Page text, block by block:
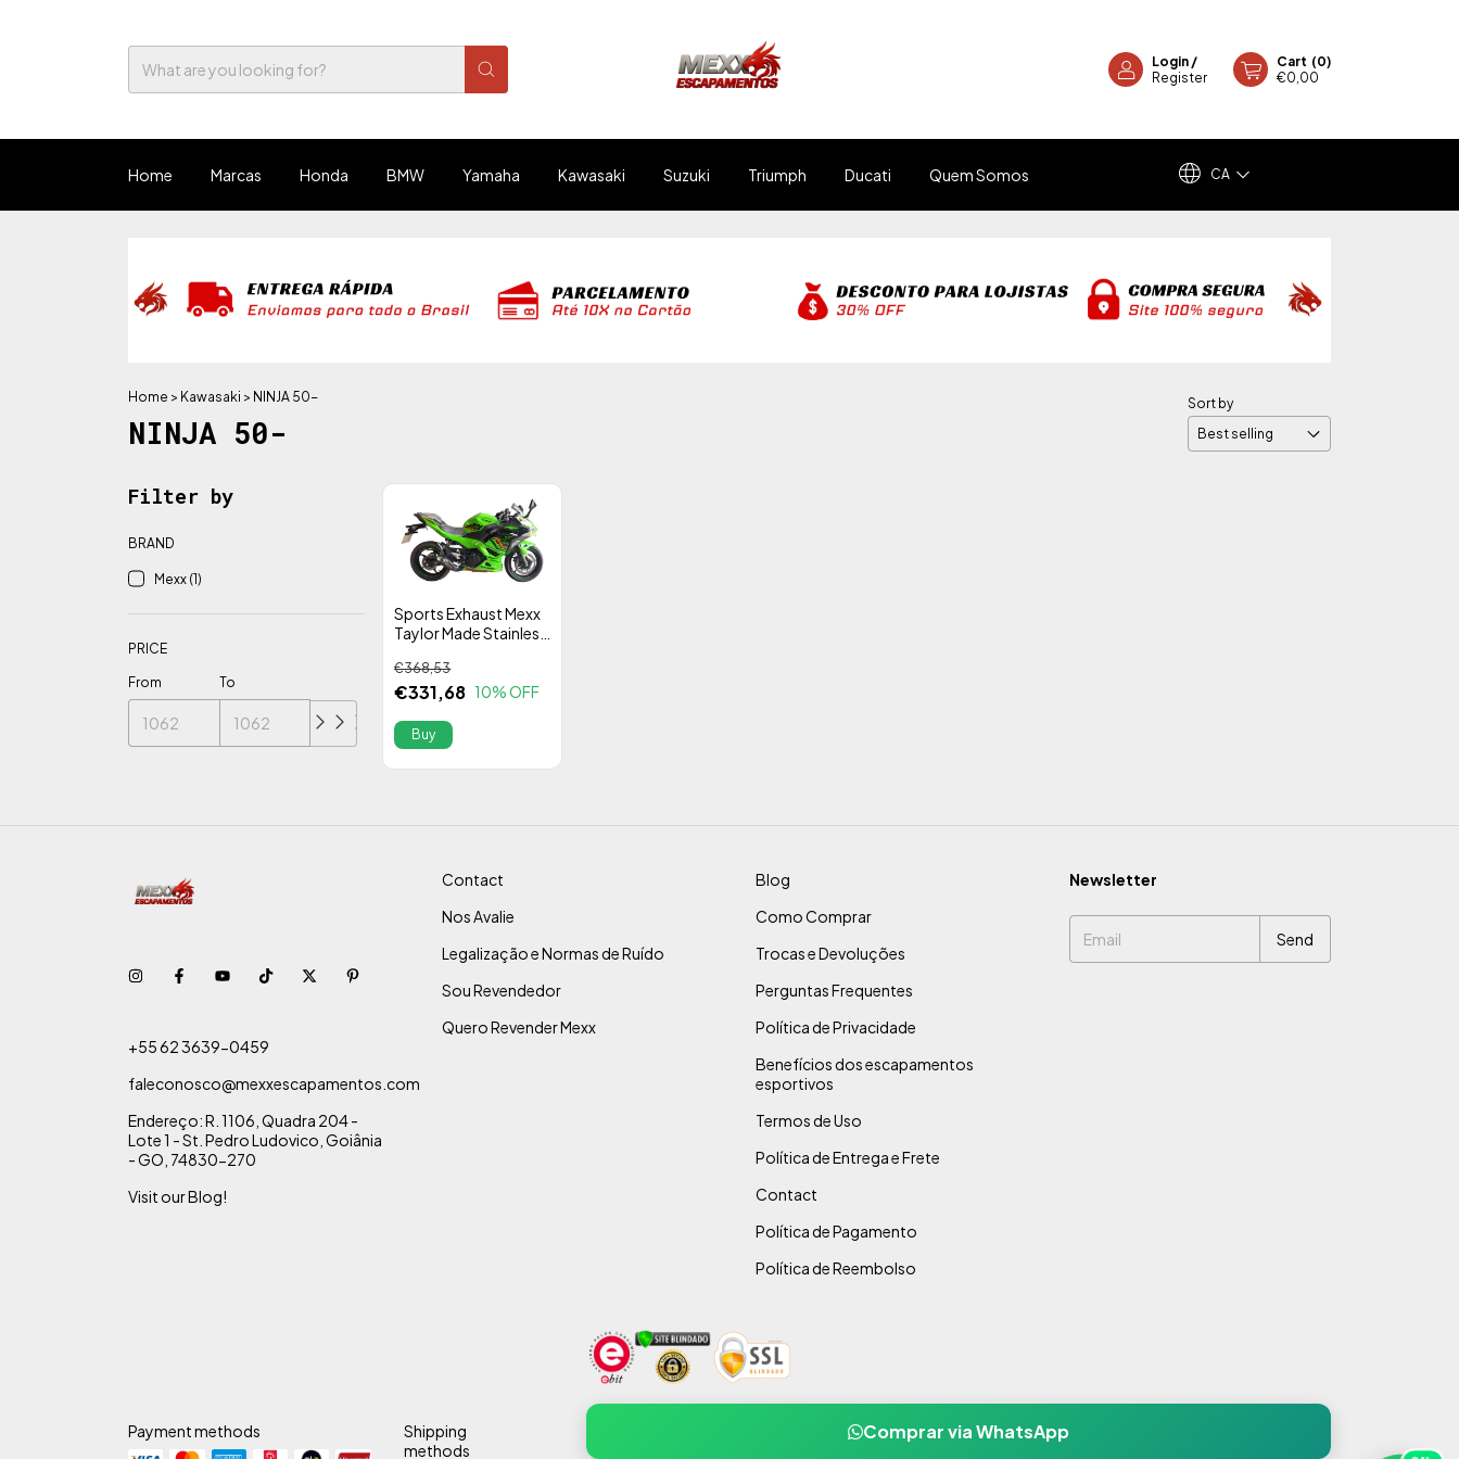
Login /
Register
Cart (0)
€0,00
Home Marcas Honda BMW Yamaha Kawasaki Suzuki Triumph Ducati Quem Somos CA
Home > Kawasaki > NINJA 50-
NINJA 50-
Sort by
Filter by
BRAND
Mexx (1)
PRICE
From To
Sports Exhaust Mexx
Taylor Made Stainless
50- Alta Perfomance
€331,68
€368,53
10% OFF
+55 62 3639-0459
faleconosco@mexxescapamentos.com
Endereço: R. 1106, Quadra 204 -
Lote 1 - St. Pedro Ludovico, Goiânia
- GO, 74830-270
Visit our Blog!
Contact
Nos Avalie
Legalização e Normas de Ruído
Sou Revendedor
Quero Revender Mexx
Blog
Como Comprar
Trocas e Devoluções
Perguntas Frequentes
Política de Privacidade
Benefícios dos escapamentos
esportivos
Termos de Uso
Política de Entrega e Frete
Contact
Política de Pagamento
Política de Reembolso
Newsletter
Payment methods
Shipping
methods
Comprar via WhatsApp